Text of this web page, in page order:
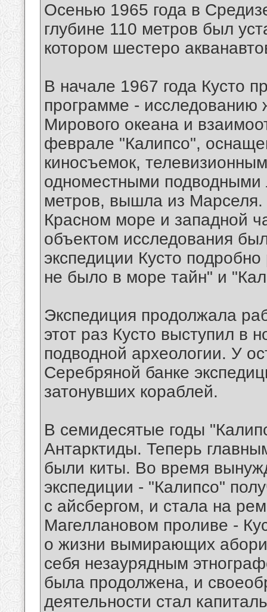
Осенью 1965 года в
глубине 110 метров был
котором шестеро
В начале 1967 года Кусто
программе - исследованию
Мирового океана и
феврале "Калипсо",
киносъемок,
одноместными подводными
метров, вышла из Марселя.
Красном море и западной
объектом исследования
экспедиции Кусто
не было в море тайн" и
Экспедиция продолжала
этот раз Кусто выступил в
подводной археологии. У
Серебряной банке
затонувших кораблей.
В семидесятые годы
Антарктиды. Теперь
были киты. Во время
экспедиции - "Калипсо"
с айсбергом, и стала на
Магеллановом проливе -
о жизни вымирающих
себя незаурядным
была продолжена, и
деятельности стал